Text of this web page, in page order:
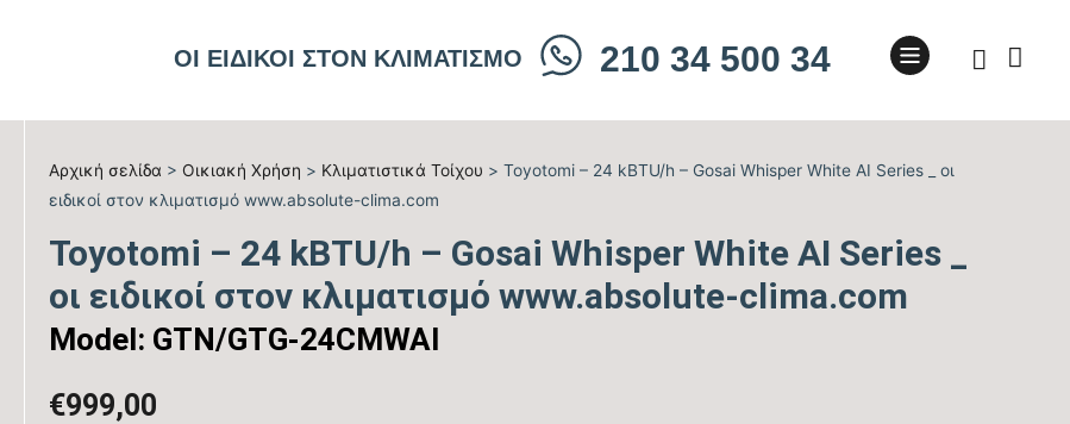
ΟΙ ΕΙΔΙΚΟΙ ΣΤΟΝ ΚΛΙΜΑΤΙΣΜΟ 210 34 500 34
Αρχική σελίδα > Οικιακή Χρήση > Kλιματιστικά Τοίχου > Toyotomi – 24 kBTU/h – Gosai Whisper White AI Series _ οι
ειδικοί στον κλιματισμό www.absolute-clima.com
Toyotomi – 24 kBTU/h – Gosai Whisper White AI Series _
οι ειδικοί στον κλιματισμό www.absolute-clima.com
Model: GTN/GTG-24CMWAI
€999,00